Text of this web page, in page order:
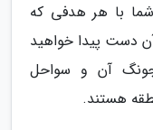
با هر هدفی که
دست پیدا خواهید
جونگ آن و سواحل
هستند.